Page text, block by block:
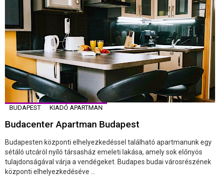
BUDAPEST KIADÓ APARTMAN
Budacenter Apartman Budapest
Budapesten központi elhelyezkedéssel található apartmanunk egy
sétáló utcáról nyíló társasház emeleti lakása, amely sok előnyös
tulajdonságával várja a vendégeket. Budapes budai városrészének
központi elhelyezkedéséve ...